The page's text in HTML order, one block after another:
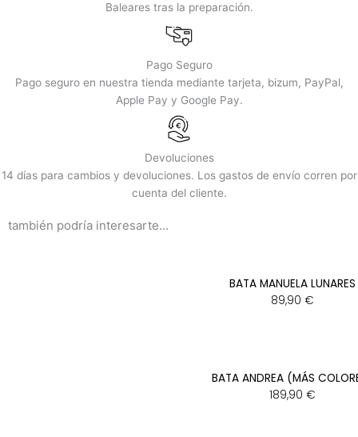
Baleares tras la preparación.
Pago Seguro
Pago seguro en nuestra tienda mediante tarjeta, bizum, PayPal,
Apple Pay y Google Pay.
Devoluciones
14 días para cambios y devoluciones. Los gastos de envío corren por
cuenta del cliente.
también podría interesarte...
BATA MANUELA LUNARES
89,90 €
BATA ANDREA (MÁS
189,90 €